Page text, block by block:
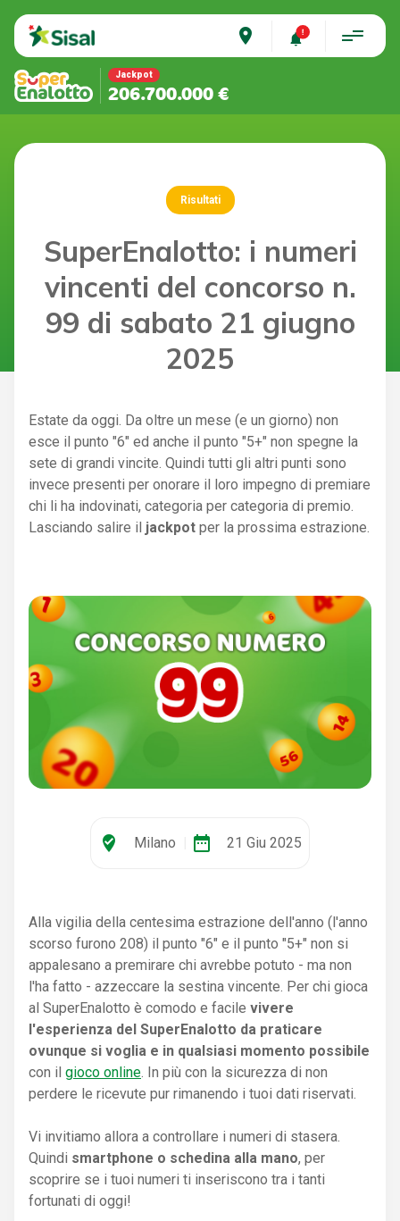
place
Jackpot
206.700.000 €
Risultati
SuperEnalotto: i numeri
vincenti del concorso n.
99 di sabato 21 giugno
2025
Estate da oggi. Da oltre un mese (e un giorno) non
esce il punto "6" ed anche il punto "5+" non spegne la
sete di grandi vincite. Quindi tutti gli altri punti sono
invece presenti per onorare il loro impegno di premiare
chi li ha indovinati, categoria per categoria di premio.
Lasciando salire il jackpot per la prossima estrazione.
where_to_vote Milano date_range 21 Giu 2025
Alla vigilia della centesima estrazione dell'anno (l'anno
scorso furono 208) il punto "6" e il punto "5+" non si
appalesano a premirare chi avrebbe potuto - ma non
l'ha fatto - azzeccare la sestina vincente. Per chi gioca
al SuperEnalotto è comodo e facile vivere
l'esperienza del SuperEnalotto da praticare
ovunque si voglia e in qualsiasi momento possibile
con il gioco online . In più con la sicurezza di non
perdere le ricevute pur rimanendo i tuoi dati riservati.
Vi invitiamo allora a controllare i numeri di stasera.
Quindi smartphone o schedina alla mano, per
scoprire se i tuoi numeri ti inseriscono tra i tanti
fortunati di oggi!